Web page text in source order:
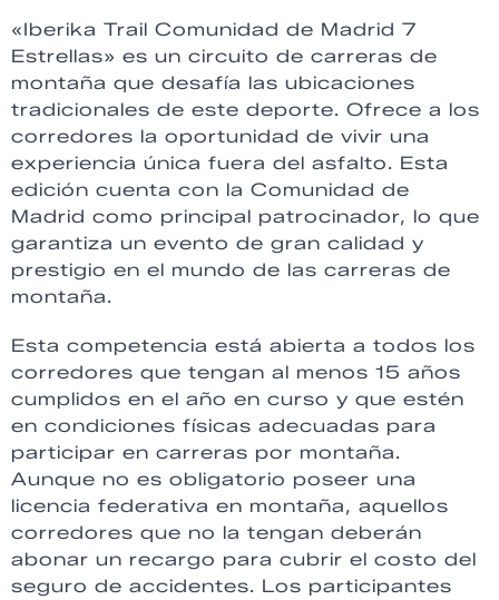
«Iberika Trail Comunidad de Madrid 7
Estrellas» es un circuito de carreras de
montaña que desafía las ubicaciones
tradicionales de este deporte. Ofrece a los
corredores la oportunidad de vivir una
experiencia única fuera del asfalto. Esta
edición cuenta con la Comunidad de
Madrid como principal patrocinador, lo que
garantiza un evento de gran calidad y
prestigio en el mundo de las carreras de
montaña.
Esta competencia está abierta a todos los
corredores que tengan al menos 15 años
cumplidos en el año en curso y que estén
en condiciones físicas adecuadas para
participar en carreras por montaña.
Aunque no es obligatorio poseer una
licencia federativa en montaña, aquellos
corredores que no la tengan deberán
abonar un recargo para cubrir el costo del
seguro de accidentes. Los participantes